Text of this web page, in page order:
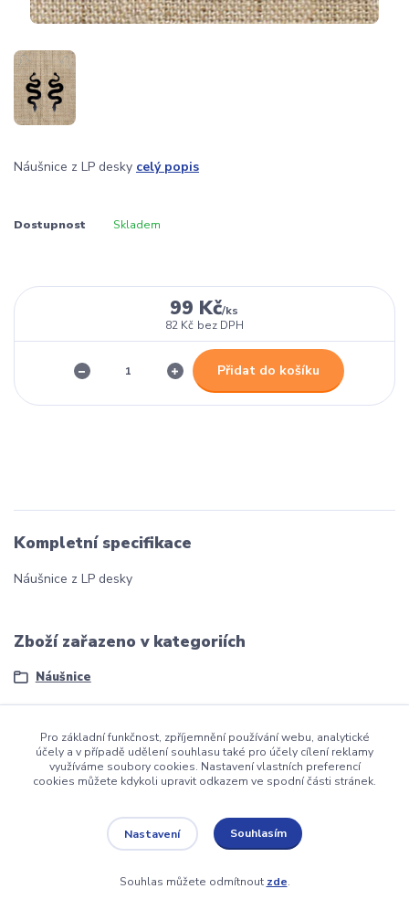
Náušnice z LP desky celý popis
Dostupnost Skladem
99 Kč/ks
82 Kč bez DPH
Přidat do košíku
Kompletní specifikace
Náušnice z LP desky
Zboží zařazeno v kategoriích
Náušnice
dmznamky.cz
Upravit sběr cookies.
Vytvořeno na Eshop-rychle.cz
Pro základní funkčnost, zpříjemnění používání webu, analytické
účely a v případě udělení souhlasu také pro účely cílení reklamy
využíváme soubory cookies. Nastavení vlastních preferencí
cookies můžete kdykoli upravit odkazem ve spodní části stránek.
Nastavení Souhlasím
Souhlas můžete odmítnout zde.